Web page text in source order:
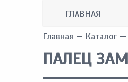
ГЛАВНАЯ
Главная — Каталог —
ПАЛЕЦ